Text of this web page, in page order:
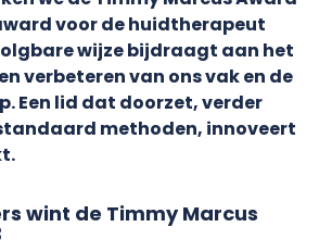
voor de huidtherapeut
wijze bijdraagt aan het
verbeteren van ons vak en de
Een lid dat doorzet, verder
methoden, innoveert
wint de Timmy Marcus